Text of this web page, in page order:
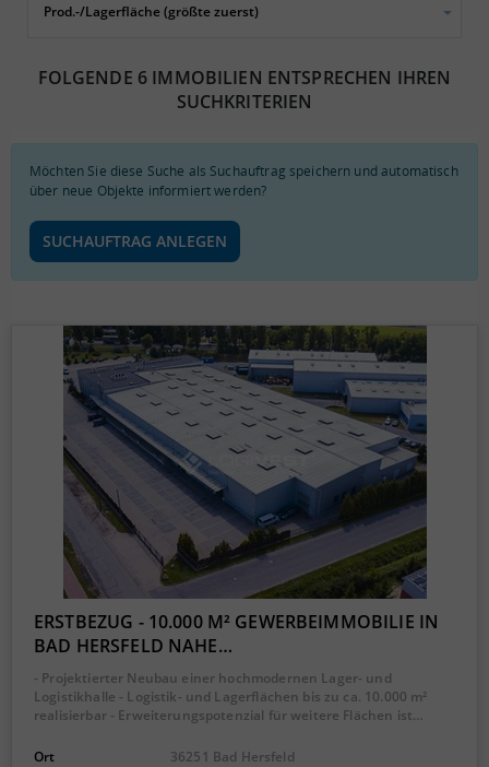
FOLGENDE 6 IMMOBILIEN ENTSPRECHEN IHREN
SUCHKRITERIEN
Möchten Sie diese Suche als Suchauftrag speichern und automatisch
über neue Objekte informiert werden?
SUCHAUFTRAG ANLEGEN
ERSTBEZUG - 10.000 M² GEWERBEIMMOBILIE IN
BAD HERSFELD NAHE…
- Projektierter Neubau einer hochmodernen Lager- und
Logistikhalle - Logistik- und Lagerflächen bis zu ca. 10.000 m²
realisierbar - Erweiterungspotenzial für weitere Flächen ist…
Ort 36251 Bad Hersfeld